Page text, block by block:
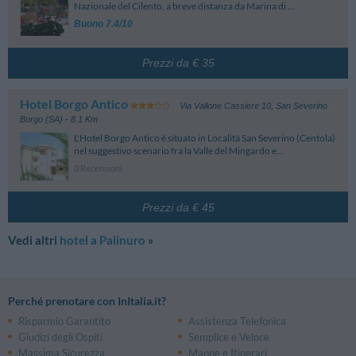
Nazionale del Cilento, a breve distanza da Marina di ...
Buono 7.4/10
Prezzi da € 35
Hotel Borgo Antico Via Vallone Cassiere 10, San Severino
Borgo (SA) - 8.1 Km
L'Hotel Borgo Antico è situato in Località San Severino (Centola)
nel suggestivo scenario fra la Valle del Mingardo e...
0 Recensioni
Prezzi da € 45
Vedi altri hotel a Palinuro »
Perché prenotare con InItalia.it?
Risparmio Garantito
Assistenza Telefonica
Giudizi degli Ospiti
Semplice e Veloce
Massima Sicurezza
Mappe e Itinerari